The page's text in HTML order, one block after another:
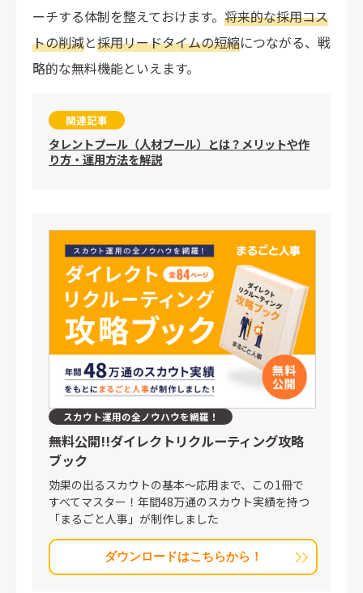
ーチする体制を整えておけます。 将来的な採用コス
トの削減と採用リードタイムの短縮につながる、戦
略的な無料機能といえます。
関連記事
タレントプール（人材プール）とは？メリットや作
り方・運用方法を解説
スカウト運用の全ノウハウを網羅！
無料公開!!ダイレクトリクルーティング攻略
ブック
効果の出るスカウトの基本〜応用まで、この1冊で
すべてマスター！年間48万通のスカウト実績を持つ
「まるごと人事」が制作しました
ダウンロードはこちらから！